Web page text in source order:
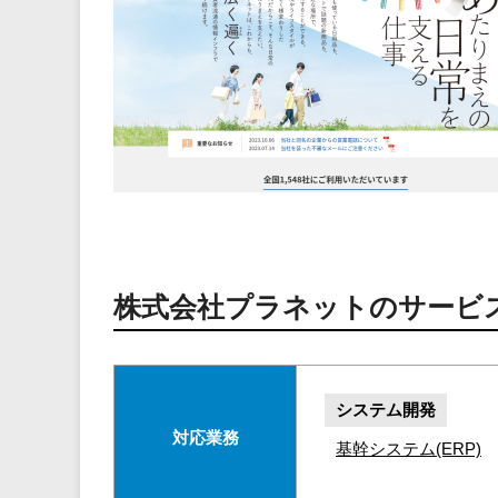
株式会社プラネットのサービ
対応業務
システム開発
基幹システム(ERP)